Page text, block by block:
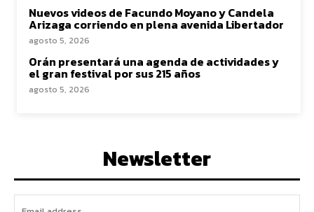
Nuevos videos de Facundo Moyano y Candela
Arizaga corriendo en plena avenida Libertador
agosto 5, 2026
Orán presentará una agenda de actividades y
el gran festival por sus 215 años
agosto 5, 2026
Newsletter